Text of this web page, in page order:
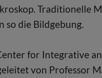
Traditionelle
so die Bildgebung.
for Integrative
von Professor